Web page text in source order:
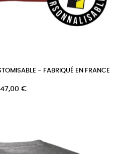
- FABRIQUÉ EN FRANCE
Prix
47,00 €